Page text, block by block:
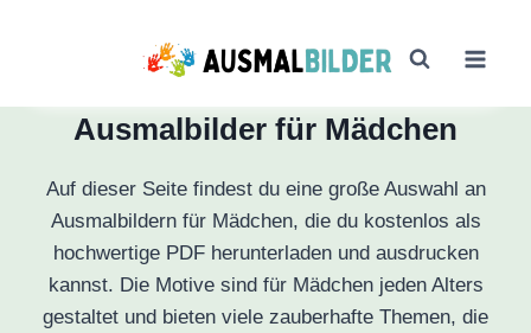
Ausmalbilder für Mädchen
Auf dieser Seite findest du eine große Auswahl an
Ausmalbildern für Mädchen, die du kostenlos als
hochwertige PDF herunterladen und ausdrucken
kannst. Die Motive sind für Mädchen jeden Alters
gestaltet und bieten viele zauberhafte Themen, die